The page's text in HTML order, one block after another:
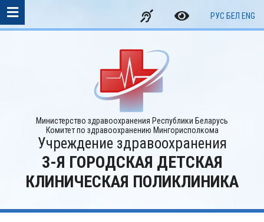
РУС БЕЛ ENG
Министерство здравоохранения Республики Беларусь
Комитет по здравоохранению Мингорисполкома
Учреждение здравоохранения
3-Я ГОРОДСКАЯ ДЕТСКАЯ
КЛИНИЧЕСКАЯ ПОЛИКЛИНИКА